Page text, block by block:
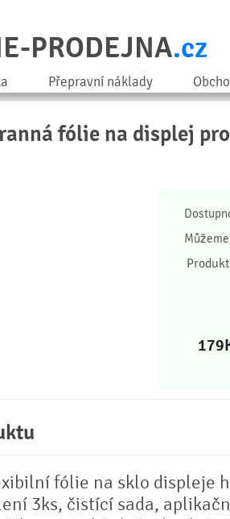
PRODEJNA.cz
Přepravní náklady
fólie na displej
179
fólie na sklo displeje
3ks, čistící sada,